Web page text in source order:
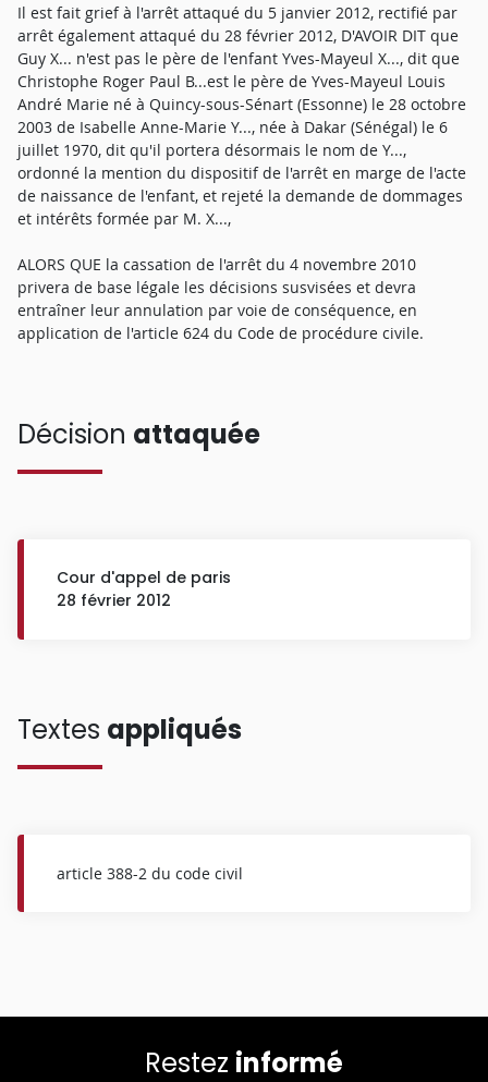
Il est fait grief à l'arrêt attaqué du 5 janvier 2012, rectifié par
arrêt également attaqué du 28 février 2012, D'AVOIR DIT que
Guy X... n'est pas le père de l'enfant Yves-Mayeul X..., dit que
Christophe Roger Paul B...est le père de Yves-Mayeul Louis
André Marie né à Quincy-sous-Sénart (Essonne) le 28 octobre
2003 de Isabelle Anne-Marie Y..., née à Dakar (Sénégal) le 6
juillet 1970, dit qu'il portera désormais le nom de Y...,
ordonné la mention du dispositif de l'arrêt en marge de l'acte
de naissance de l'enfant, et rejeté la demande de dommages
et intérêts formée par M. X...,
ALORS QUE la cassation de l'arrêt du 4 novembre 2010
privera de base légale les décisions susvisées et devra
entraîner leur annulation par voie de conséquence, en
application de l'article 624 du Code de procédure civile.
Décision attaquée
Cour d'appel de paris
28 février 2012
Textes appliqués
article 388-2 du code civil
Restez informé